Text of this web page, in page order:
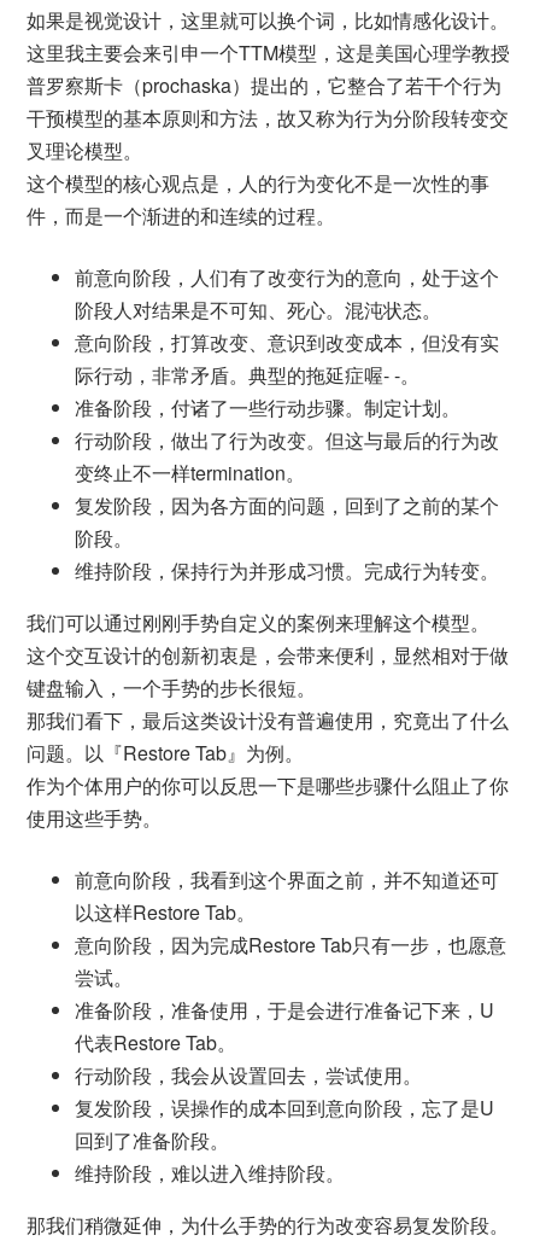
如果是视觉设计，这里就可以换个词，比如情感化设计。
这里我主要会来引申一个TTM模型，这是美国心理学教授
普罗察斯卡（prochaska）提出的，它整合了若干个行为
干预模型的基本原则和方法，故又称为行为分阶段转变交
叉理论模型。
这个模型的核心观点是，人的行为变化不是一次性的事
件，而是一个渐进的和连续的过程。
前意向阶段，人们有了改变行为的意向，处于这个
阶段人对结果是不可知、死心。混沌状态。
意向阶段，打算改变、意识到改变成本，但没有实
际行动，非常矛盾。典型的拖延症喔- -。
准备阶段，付诸了一些行动步骤。制定计划。
行动阶段，做出了行为改变。但这与最后的行为改
变终止不一样termination。
复发阶段，因为各方面的问题，回到了之前的某个
阶段。
维持阶段，保持行为并形成习惯。完成行为转变。
我们可以通过刚刚手势自定义的案例来理解这个模型。
这个交互设计的创新初衷是，会带来便利，显然相对于做
键盘输入，一个手势的步长很短。
那我们看下，最后这类设计没有普遍使用，究竟出了什么
问题。以『Restore Tab』为例。
作为个体用户的你可以反思一下是哪些步骤什么阻止了你
使用这些手势。
前意向阶段，我看到这个界面之前，并不知道还可
以这样Restore Tab。
意向阶段，因为完成Restore Tab只有一步，也愿意
尝试。
准备阶段，准备使用，于是会进行准备记下来，U
代表Restore Tab。
行动阶段，我会从设置回去，尝试使用。
复发阶段，误操作的成本回到意向阶段，忘了是U
回到了准备阶段。
维持阶段，难以进入维持阶段。
那我们稍微延伸，为什么手势的行为改变容易复发阶段。